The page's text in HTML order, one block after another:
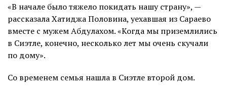
«В начале было тяжело покидать нашу страну», —
рассказала Хатиджа Половина, уехавшая из Сараево
вместе с мужем Абдулахом. «Когда мы приземлились
в Сиэтле, конечно, несколько лет мы очень скучали
по дому».
Со временем семья нашла в Сиэтле второй дом.